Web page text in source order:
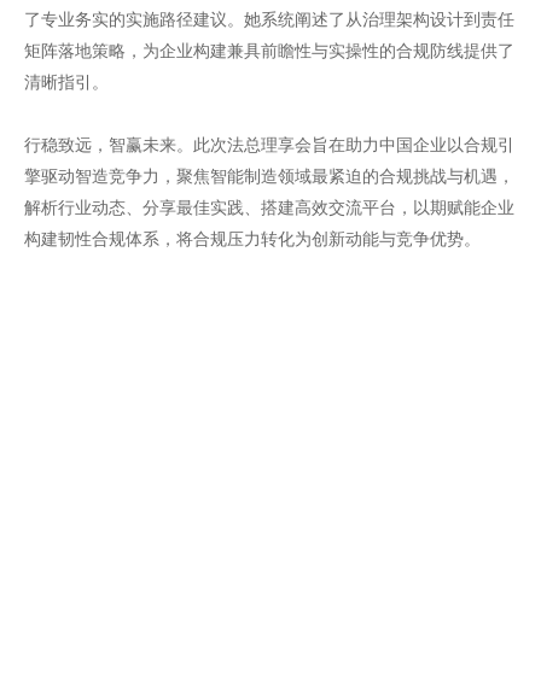
了专业务实的实施路径建议。她系统阐述了从治理架构设计到责任
矩阵落地策略，为企业构建兼具前瞻性与实操性的合规防线提供了
清晰指引。
行稳致远，智赢未来。此次法总理享会旨在助力中国企业以合规引
擎驱动智造竞争力，聚焦智能制造领域最紧迫的合规挑战与机遇，
解析行业动态、分享最佳实践、搭建高效交流平台，以期赋能企业
构建韧性合规体系，将合规压力转化为创新动能与竞争优势。